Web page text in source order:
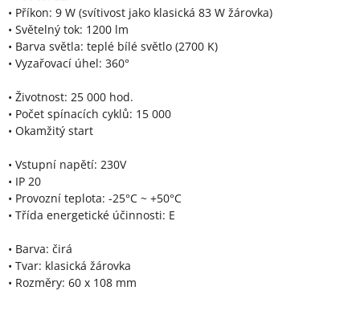
• Příkon: 9 W (svítivost jako klasická 83 W žárovka)
• Světelný tok: 1200 lm
• Barva světla: teplé bílé světlo (2700 K)
• Vyzařovací úhel: 360°
• Životnost: 25 000 hod.
• Počet spínacích cyklů: 15 000
• Okamžitý start
• Vstupní napětí: 230V
• IP 20
• Provozní teplota: -25°C ~ +50°C
• Třída energetické účinnosti: E
• Barva: čirá
• Tvar: klasická žárovka
• Rozměry: 60 x 108 mm